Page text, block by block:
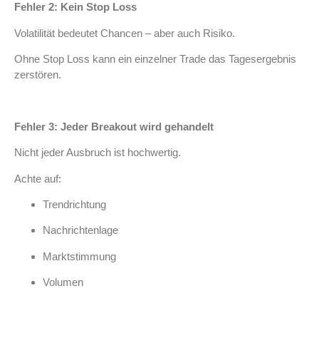
Fehler 2: Kein Stop Loss
Volatilität bedeutet Chancen – aber auch Risiko.
Ohne Stop Loss kann ein einzelner Trade das Tagesergebnis
zerstören.
Fehler 3: Jeder Breakout wird gehandelt
Nicht jeder Ausbruch ist hochwertig.
Achte auf:
Trendrichtung
Nachrichtenlage
Marktstimmung
Volumen